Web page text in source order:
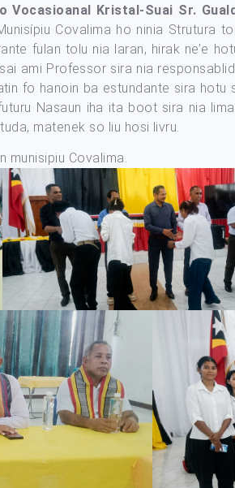
Vocasioanal Kristal-Suai Sr.
Covalima ho ninia Strutura
fulan tolu nia laran, hirak ne’e
ami Professor sira nia
fo hanoin ba estundante sira
Nasaun iha ita boot sira nia
matenek so liu hosi livru.
munisipiu Covalima.